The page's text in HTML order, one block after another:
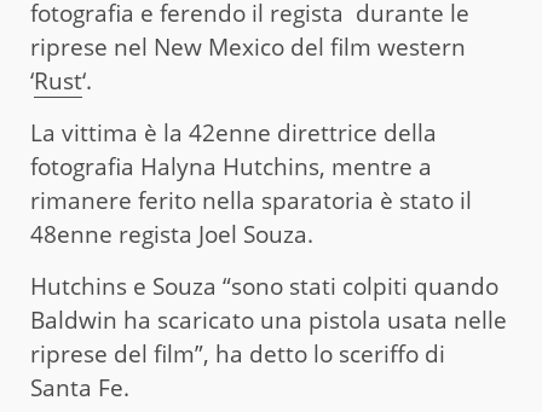
fotografia e ferendo il regista durante le
riprese nel New Mexico del film western
‘Rust‘.
La vittima è la 42enne direttrice della
fotografia Halyna Hutchins, mentre a
rimanere ferito nella sparatoria è stato il
48enne regista Joel Souza.
Hutchins e Souza “sono stati colpiti quando
Baldwin ha scaricato una pistola usata nelle
riprese del film”, ha detto lo sceriffo di
Santa Fe.